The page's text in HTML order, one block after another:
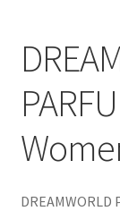
DREAMWORLD